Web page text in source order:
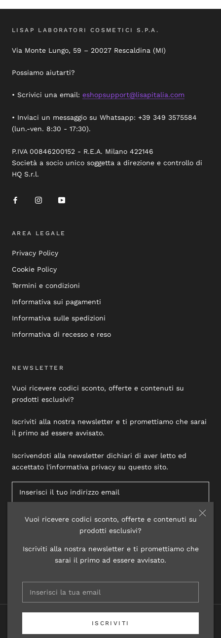
Vuoi ricevere codici sconto, offerte e contenuti su
prodotti esclusivi?
Iscriviti alla nostra newsletter e ti promettiamo che
sarai il primo ad essere avvisato.
ISCRIVITI
LISAP LABORATORI COSMETICI S.P.A.
Via Monte Lungo, 59 – 20027 Rescaldina (MI)
Possiamo aiutarti?
• Scrivici una email: eshopsupport@lisapitalia.com
• Inviaci un messaggio su Whatsapp: +39 349 3575584
(lun.-ven. 8:30 - 17:30).
P.IVA 00846200152 - R.E.A. Milano 422146
Società a socio unico soggetta a direzione e controllo di
HQ S.r.l.
AREA LEGALE
Privacy Policy
Cookie Policy
Termini e condizioni
Informativa sui pagamenti
Informativa sulle spedizioni
Informativa di recesso e reso
NEWSLETTER
Vuoi ricevere codici sconto, offerte e contenuti su
prodotti esclusivi?
Iscriviti alla nostra newsletter e ti promettiamo che sarai
il primo ad essere avvisato.
Iscrivendoti alla newsletter dichiari di aver letto ed
accettato l'informativa privacy su questo sito.
ISCRIVITI